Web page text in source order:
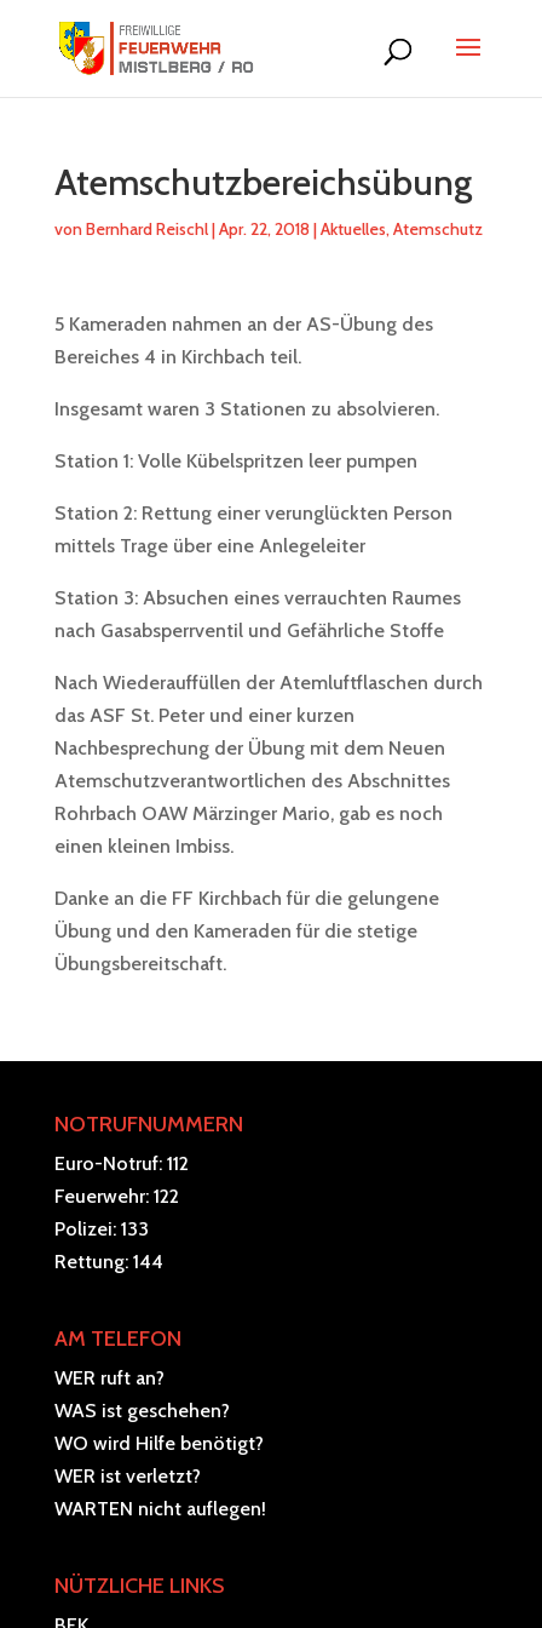
Atemschutzbereichsübung
vonBernhard Reischl|Apr. 22, 2018 |Aktuelles,Atemschutz
5 Kameraden nahmen an der AS-Übung des
Bereiches 4 in Kirchbach teil.
Insgesamt waren 3 Stationen zu absolvieren.
Station 1: Volle Kübelspritzen leer pumpen
Station 2: Rettung einer verunglückten Person
mittels Trage über eine Anlegeleiter
Station 3: Absuchen eines verrauchten Raumes
nach Gasabsperrventil und Gefährliche Stoffe
Nach Wiederauffüllen der Atemluftflaschen durch
das ASF St. Peter und einer kurzen
Nachbesprechung der Übung mit dem Neuen
Atemschutzverantwortlichen des Abschnittes
Rohrbach OAW Märzinger Mario, gab es noch
einen kleinen Imbiss.
Danke an die FF Kirchbach für die gelungene
Übung und den Kameraden für die stetige
Übungsbereitschaft.
NOTRUFNUMMERN
Euro-Notruf: 112
Feuerwehr: 122
Polizei: 133
Rettung: 144
AM TELEFON
WER ruft an?
WAS ist geschehen?
WO wird Hilfe benötigt?
WER ist verletzt?
WARTEN nicht auflegen!
NÜTZLICHE LINKS